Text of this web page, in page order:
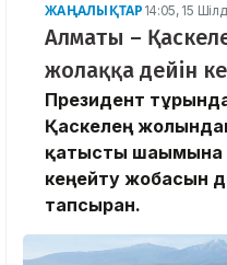
ЖАҢАЛЫҚТАР 14:05, 15
Алматы –
жолаққа дейін
Президент
Қаскелең
қатысты
кеңейту жобасын
тапсырған.